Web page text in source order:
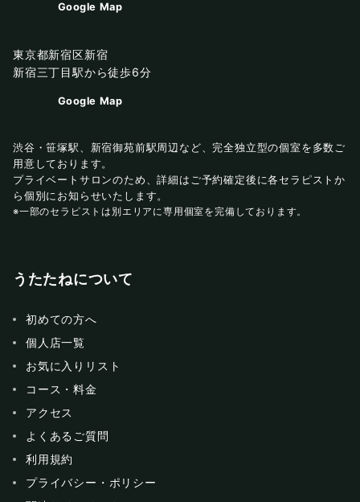
Google Map
東京都新宿区新宿
新宿三丁目駅から徒歩6分
Google Map
渋谷・笹塚駅、新宿御苑前駅周辺など、完全独立型の個室を多数ご
用意しております。
プライベートサロンのため、詳細はご予約確定後に各セラピストか
ら個別にお知らせいたします。
※一部のセラピストは別エリアに専用個室を完備しております。
うたたねについて
初めての方へ
個人店一覧
お気に入りリスト
コース・料金
アクセス
よくあるご質問
利用規約
プライバシー・ポリシー